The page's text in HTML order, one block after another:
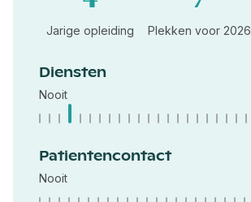
Jarige opleiding Plekken voor 2026
Diensten
Nooit
Patientencontact
Nooit